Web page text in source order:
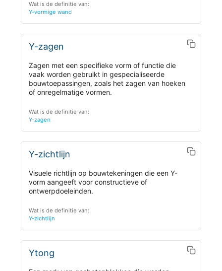
Wat is de definitie van:
Y-vormige wand
Y-zagen
Zagen met een specifieke vorm of functie die
vaak worden gebruikt in gespecialiseerde
bouwtoepassingen, zoals het zagen van hoeken
of onregelmatige vormen.
Wat is de definitie van:
Y-zagen
Y-zichtlijn
Visuele richtlijn op bouwtekeningen die een Y-
vorm aangeeft voor constructieve of
ontwerpdoeleinden.
Wat is de definitie van:
Y-zichtlijn
Ytong